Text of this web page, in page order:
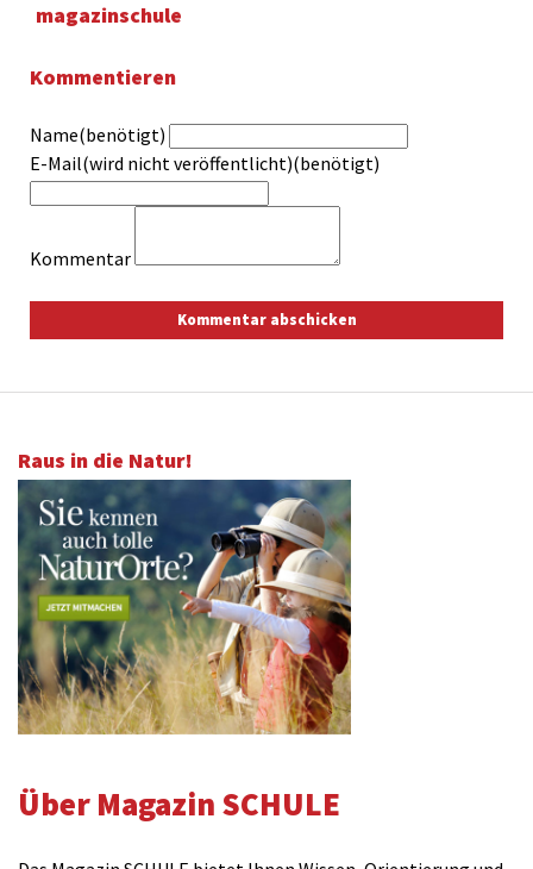
magazinschule
Kommentieren
Name(benötigt)
E-Mail(wird nicht veröffentlicht)(benötigt)
Kommentar
Raus in die Natur!
Über Magazin SCHULE